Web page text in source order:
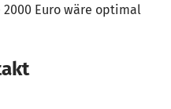
2000 Euro wäre optimal